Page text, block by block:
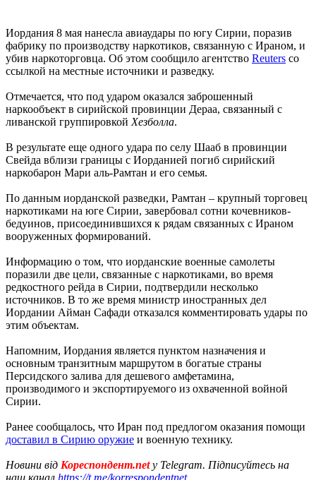
Иордания 8 мая нанесла авиаудары по югу Сирии, поразив
фабрику по производству наркотиков, связанную с Ираном, и
убив наркоторговца. Об этом сообщило агентство Reuters со
ссылкой на местные источники и разведку.
Отмечается, что под ударом оказался заброшенный
наркообъект в сирийской провинции Дераа, связанный с
ливанской группировкой Хезболла.
В результате еще одного удара по селу Шааб в провинции
Свейда вблизи границы с Иорданией погиб сирийский
наркобарон Мари аль-Рамтан и его семья.
По данным иорданской разведки, Рамтан – крупный торговец
наркотиками на юге Сирии, завербовал сотни кочевников-
бедуинов, присоединившихся к рядам связанных с Ираном
вооруженных формирований.
Информацию о том, что иорданские военные самолеты
поразили две цели, связанные с наркотиками, во время
редкостного рейда в Сирии, подтвердили несколько
источников. В то же время министр иностранных дел
Иордании Айман Сафади отказался комментировать удары по
этим объектам.
Напомним, Иордания является пунктом назначения и
основным транзитным маршрутом в богатые страны
Персидского залива для дешевого амфетамина,
производимого и экспортируемого из охваченной войной
Сирии.
Ранее сообщалось, что Иран под предлогом оказания помощи
доставил в Сирию оружие и военную технику.
Новини від Кореспондент.netу Telegram. Підписуйтесь на
наш канал https://t.me/korrespondentnet